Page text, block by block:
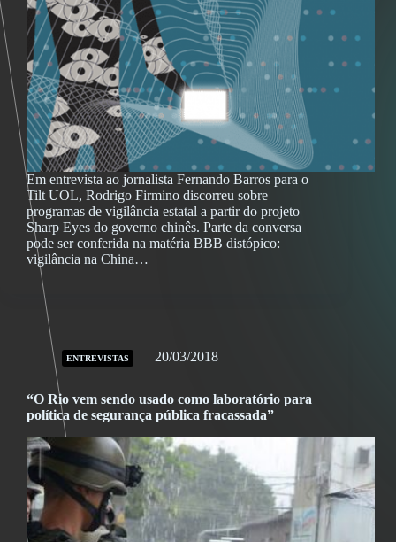
Em entrevista ao jornalista Fernando Barros para o
Tilt UOL, Rodrigo Firmino discorreu sobre
programas de vigilância estatal a partir do projeto
Sharp Eyes do governo chinês. Parte da conversa
pode ser conferida na matéria BBB distópico:
vigilância na China…
ENTREVISTAS 20/03/2018
“O Rio vem sendo usado como laboratório para
política de segurança pública fracassada”